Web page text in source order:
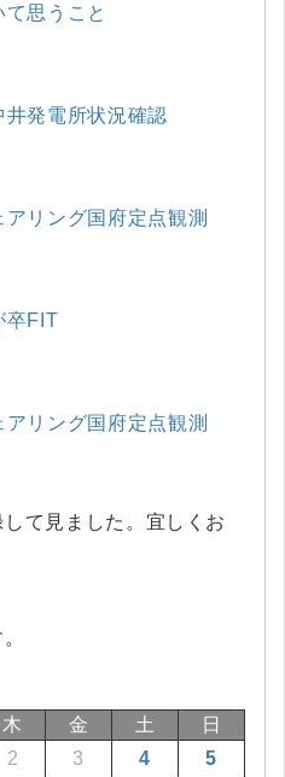
思うこと
井発電所状況確認
アリング国府定点観測
卒FIT
アリング国府定点観測
て見ました。宜しくお
木 金 土 日
2 3 4
5